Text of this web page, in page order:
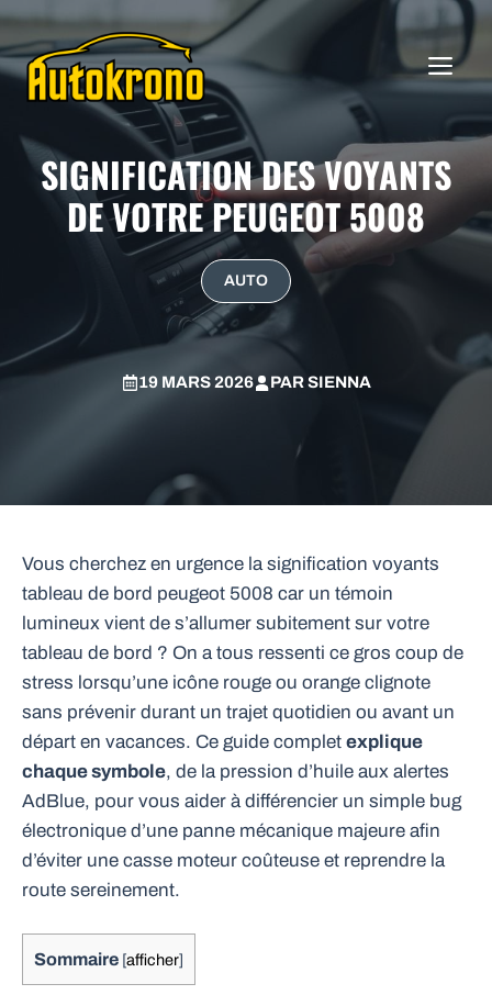
Aller
au
contenu
SIGNIFICATION DES VOYANTS
DE VOTRE PEUGEOT 5008
AUTO
19 MARS 2026 PARSIENNA
Vous cherchez en urgence la signification voyants
tableau de bord peugeot 5008 car un témoin
lumineux vient de s’allumer subitement sur votre
tableau de bord ? On a tous ressenti ce gros coup de
stress lorsqu’une icône rouge ou orange clignote
sans prévenir durant un trajet quotidien ou avant un
départ en vacances. Ce guide complet explique
chaque symbole, de la pression d’huile aux alertes
AdBlue, pour vous aider à différencier un simple bug
électronique d’une panne mécanique majeure afin
d’éviter une casse moteur coûteuse et reprendre la
route sereinement.
Sommaire [afficher]